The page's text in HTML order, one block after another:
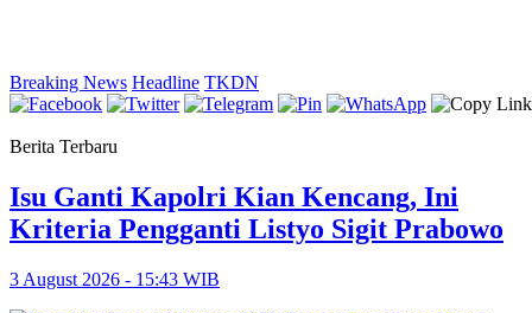
Breaking News Headline TKDN
Berita Terbaru
Isu Ganti Kapolri Kian Kencang, Ini
Kriteria Pengganti Listyo Sigit Prabowo
3 August 2026 - 15:43 WIB